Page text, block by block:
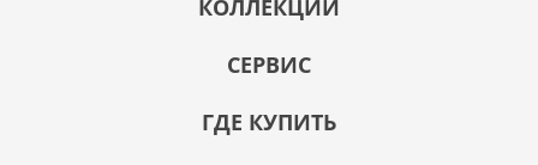
КОЛЛЕКЦИИ
СЕРВИС
ГДЕ КУПИТЬ